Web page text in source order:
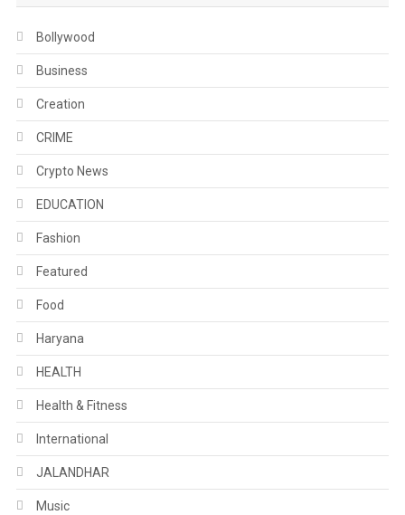
Bollywood
Business
Creation
CRIME
Crypto News
EDUCATION
Fashion
Featured
Food
Haryana
HEALTH
Health & Fitness
International
JALANDHAR
Music